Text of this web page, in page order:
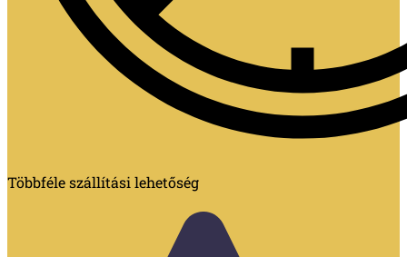
Többféle szállítási lehetőség